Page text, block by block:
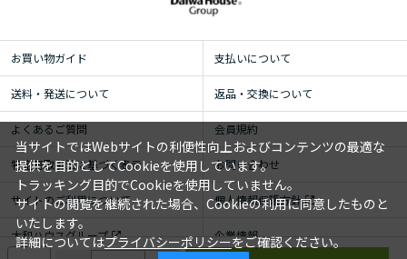
お買い物ガイド 支払いについて
送料・発送について 返品・交換について
よくあるご質問 会員規約
特定商取引法に基づく表示 お問い合わせ
サイトのご利用について 個人情報保護方針
大和ハウスグループ 企業情報
当サイトではWebサイトの利便性向上およびコンテンツの最適な
提供を目的としてCookieを使用しています。
トラッキング目的でCookieを使用していません。
サイトの閲覧を継続された場合、Cookieの利用に同意したものと
いたします。
詳細についてはプライバシーポリシーをご確認ください。